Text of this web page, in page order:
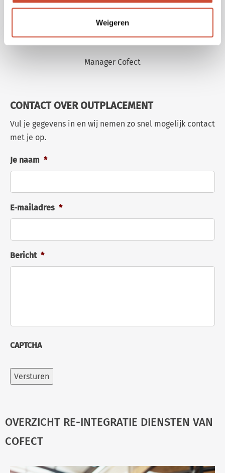
Weigeren
ASTRID HAZENVELD
06 51 75 78 77
ASTRID@COFECT.NL
Manager Cofect
CONTACT OVER OUTPLACEMENT
Vul je gegevens in en wij nemen zo snel mogelijk contact
met je op.
Je naam *
E-mailadres *
Bericht *
CAPTCHA
Versturen
OVERZICHT RE-INTEGRATIE DIENSTEN VAN
COFECT